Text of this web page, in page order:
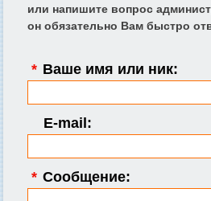
или напишите вопрос
он обязательно Вам быстро
* Ваше имя или ник:
E-mail:
* Сообщение: